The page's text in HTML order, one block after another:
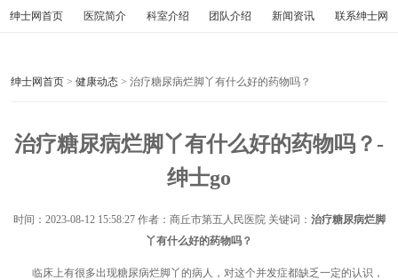
绅士网首页 医院简介 科室介绍 团队介绍 新闻资讯 联系绅士网
绅士网首页 > 健康动态 > 治疗糖尿病烂脚丫有什么好的药物吗？
治疗糖尿病烂脚丫有什么好的药物吗？-
绅士go
时间： 2023-08-12 15:58:27作者：商丘市第五人民医院 关键词： 治疗糖尿病烂脚
丫有什么好的药物吗？
临床上有很多出现糖尿病烂脚丫的病人，对这个并发症都缺乏一定的认识，